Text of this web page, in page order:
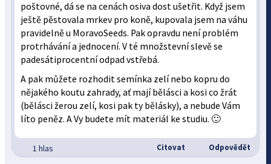
poštovné, dá se na cenách osiva dost ušetřit. Když jsem
ještě pěstovala mrkev pro koně, kupovala jsem na váhu
pravidelně u MoravoSeeds. Pak opravdu není problém
protrhávání a jednocení. V té množstevní slevě se
padesátiprocentní odpad vstřebá.
A pak můžete rozhodit semínka zelí nebo kopru do
nějakého koutu zahrady, ať mají bělásci a kosi co žrát
(bělásci žerou zelí, kosi pak ty bělásky), a nebude Vám
líto peněz. A Vy budete mít materiál ke studiu. 🙂
1 hlas Citovat Odpovědět